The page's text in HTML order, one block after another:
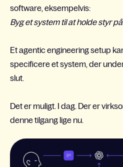
software, eksempelvis:
Byg et system til at holde styr
Et agentic engineering setup
specificere et system, der
slut.
Det er muligt. I dag. Der er
denne tilgang lige nu.